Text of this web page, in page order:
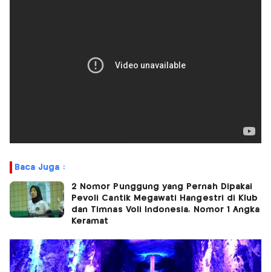
Baca Juga :
2 Nomor Punggung yang Pernah Dipakai
Pevoli Cantik Megawati Hangestri di Klub
dan Timnas Voli Indonesia, Nomor 1 Angka
Keramat